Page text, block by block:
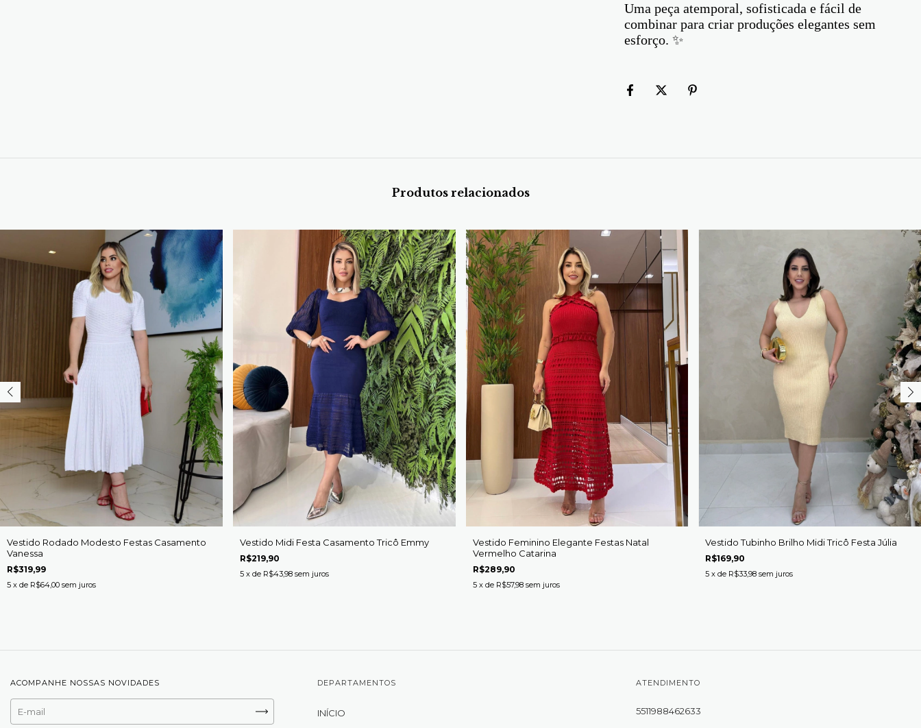
Uma peça atemporal, sofisticada e fácil de
combinar para criar produções elegantes sem
esforço. ✨
Produtos relacionados
Vestido Rodado Modesto Festas Casamento
Vanessa
R$319,99
5 x de R$64,00 sem juros
Vestido Midi Festa Casamento Tricô Emmy
R$219,90
5 x de R$43,98 sem juros
Vestido Feminino Elegante Festas Natal
Vermelho Catarina
R$289,90
5 x de R$57,98 sem juros
Vestido Tubinho Brilho Midi Tricô Festa Júlia
R$169,90
5 x de R$33,98 sem juros
ACOMPANHE NOSSAS NOVIDADES DEPARTAMENTOS
INÍCIO
ATENDIMENTO
5511988462633